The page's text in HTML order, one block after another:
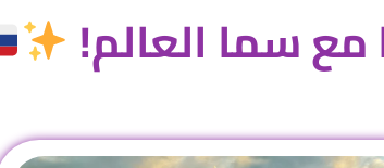
مع سما العالم!